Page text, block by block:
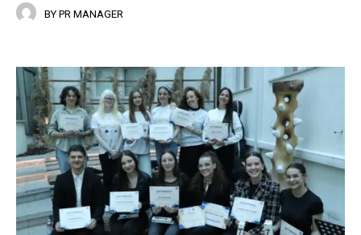
BY PR MANAGER